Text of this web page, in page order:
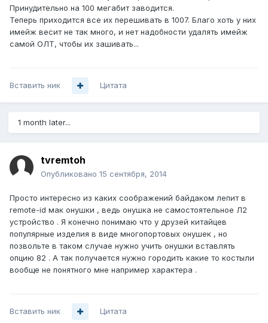
Принудительно на 100 мегабит заводится.
Теперь приходится все их перешивать в 1007. Благо хоть у них
имейж весит не так много, и нет надобности удалять имейж
самой ОЛТ, чтобы их зашивать...
Вставить ник Цитата
1 month later...
tvremtoh
Опубликовано 15 сентября, 2014
Просто интересно из каких соображений байдаком лепит в
remote-id мак онушки , ведь онушка не самостоятельное Л2
устройство . Я конечно понимаю что у друзей китайцев
популярные изделия в виде многопортовых онушек , но
позвольте в таком случае нужно учить онушки вставлять
опцию 82 . А так получается нужно городить какие то костыли
вообще не понятного мне например характера .
Вставить ник Цитата